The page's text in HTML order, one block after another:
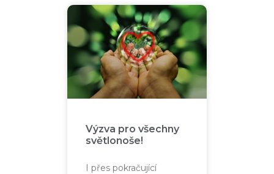
Výzva pro všechny
světlonoše!
I přes pokračující